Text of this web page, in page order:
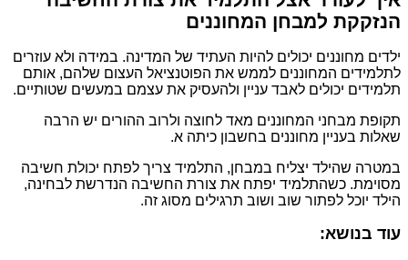
הנזקקת למבחן המחוננים
ילדים מחוננים יכולים להיות העתיד של המדינה. במידה ולא עוזרים
לתלמידים המחוננים לממש את הפוטנציאל העצום שלהם, אותם
תלמידים יכולים לאבד עניין ולהעסיק את עצמם במעשים שטותיים.
תקופת מבחני המחוננים מאד לחוצה ולרוב ההורים יש הרבה
שאלות בעניין מחוננים בחשבון כיתה א.
במטרה שהילד יצליח במבחן, התלמיד צריך לפתח יכולת חשיבה
מסוימת. כשהתלמיד יפתח את צורת החשיבה הנדרשת לבחינה,
הילד יוכל לפתור שוב ושוב תרגילים מסוג זה.
עוד בנושא: